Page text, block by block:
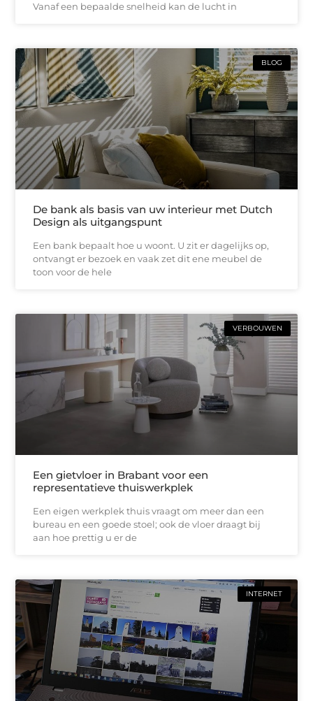
Vanaf een bepaalde snelheid kan de lucht in
BLOG
De bank als basis van uw interieur met Dutch
Design als uitgangspunt
Een bank bepaalt hoe u woont. U zit er dagelijks op,
ontvangt er bezoek en vaak zet dit ene meubel de
toon voor de hele
VERBOUWEN
Een gietvloer in Brabant voor een
representatieve thuiswerkplek
Een eigen werkplek thuis vraagt om meer dan een
bureau en een goede stoel; ook de vloer draagt bij
aan hoe prettig u er de
INTERNET